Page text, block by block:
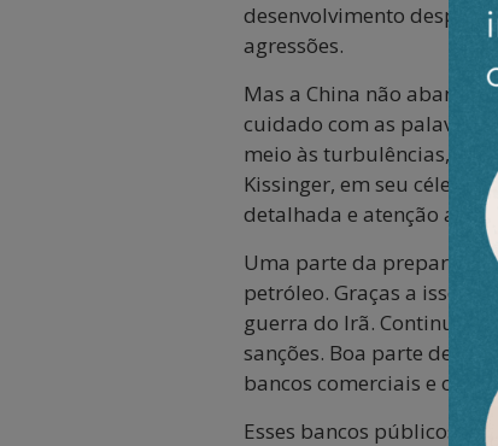
desenvolvimento
agressões.
Mas a China não
cuidado com as palavras
meio às turbulências, os
Kissinger, em seu
detalhada e atenção a
Uma parte da preparação
petróleo. Graças a isso, a
guerra do Irã. Continuam
sanções. Boa parte
bancos comerciais e
Esses bancos públicos